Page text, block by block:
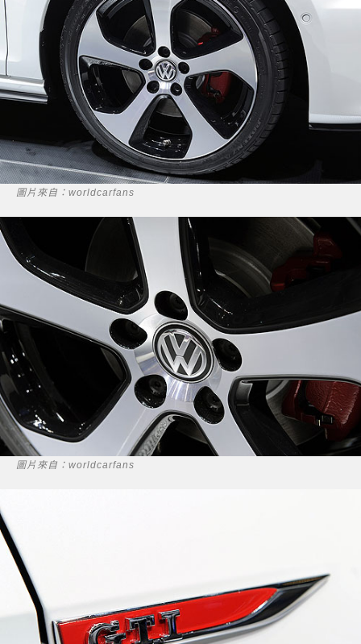
圖片來自：worldcarfans
圖片來自：worldcarfans